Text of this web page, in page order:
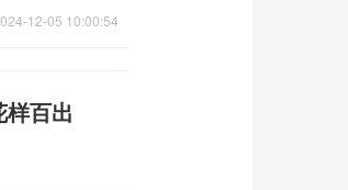
12-05 10:00:54
百出